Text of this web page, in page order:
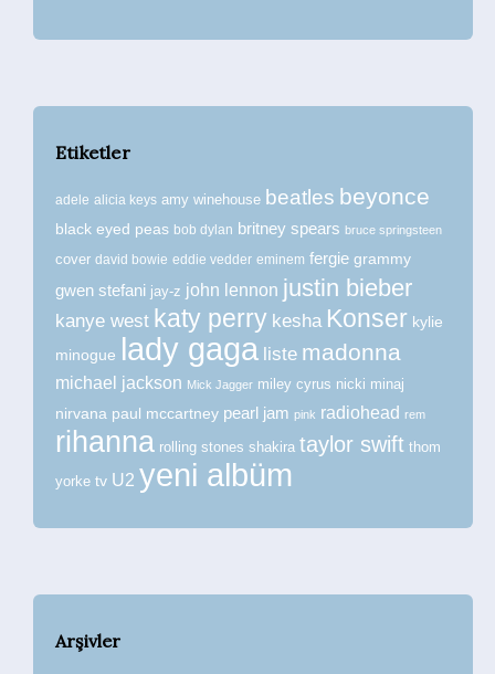
Etiketler
adele alicia keys amy winehouse beatles beyonce
black eyed peas bob dylan britney spears bruce springsteen
cover david bowie eddie vedder eminem fergie grammy
gwen stefani jay-z john lennon justin bieber
kanye west katy perry kesha Konser kylie
minogue
lady gaga liste madonna
michael jackson Mick Jagger miley cyrus nicki minaj
nirvana paul mccartney pearl jam pink radiohead rem
rihanna rolling stones shakira taylor swift thom
yorke tv U2 yeni albüm
Arşivler